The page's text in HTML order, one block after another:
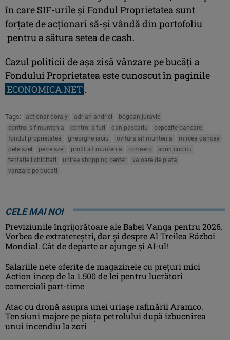
în care SIF-urile şi Fondul Proprietatea sunt
forţate de acţionari să-şi vândă din portofoliu
pentru a sătura setea de cash.
Cazul politicii de aşa zisă vânzare pe bucăţi a
Fondului Proprietatea este cunoscut în paginile
ECONOMICA.NET.
Tags: actionar doraly adrian andrici
bogdan juravle
control sif muntenia
control sifuri dan pascariu
depozite bancare
fondul proprietatea
gheorghe iaciu lovitura sif muntenia
mircea oancea
pete szel
petre szel profit sif muntenia romaero
sorin coclitu
tentatie lichiditati
unirea shopping center
valoare de piata
vanzare pe bucati
CELE MAI NOI
Previziunile îngrijorătoare ale Babei Vanga pentru 2026.
Vorbea de extratereștri, dar și despre Al Treilea Război
Mondial. Cât de departe ar ajunge și AI-ul!
Salariile nete oferite de magazinele cu prețuri mici
Action încep de la 1.500 de lei pentru lucrători
comerciali part-time
Atac cu dronă asupra unei uriașe rafinării Aramco.
Tensiuni majore pe piața petrolului după izbucnirea
unui incendiu la zori